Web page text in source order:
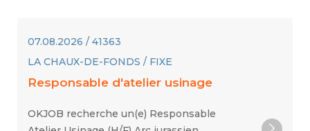
07.08.2026 / 41363
LA CHAUX-DE-FONDS / FIXE
Responsable d'atelier usinage
OKJOB recherche un(e) Responsable